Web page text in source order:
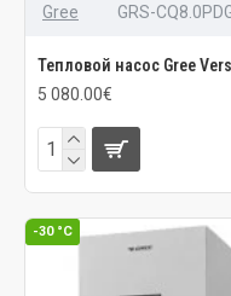
Gree GRS-
Тепловой насос Gree
5 080.00€
-30 °C